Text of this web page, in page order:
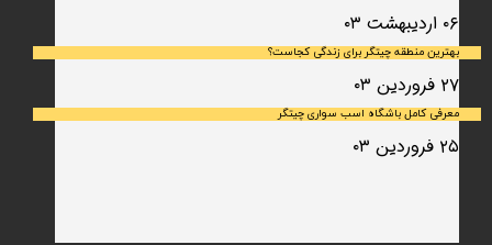
۰۶ اردیبهشت ۰۳
بهترین منطقه چیتگر برای زندگی کجاست؟
۲۷ فروردین ۰۳
معرفی کامل باشگاه اسب سواری چیتگر
۲۵ فروردین ۰۳